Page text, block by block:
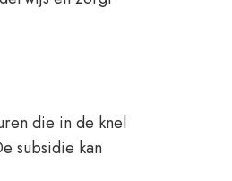
die in de knel
subsidie kan